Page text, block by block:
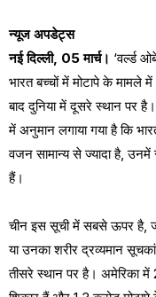
न्यूज अपडेट्स
नई दिल्ली, 05 मार्च। ‘वर्ल्ड
भारत बच्चों में मोटापे के
बाद दुनिया में दूसरे स्थान पर
में अनुमान लगाया गया है कि
वजन सामान्य से ज्यादा है,
हैं।
चीन इस सूची में सबसे ऊपर है,
या उनका शरीर द्रव्यमान
तीसरे स्थान पर है। अमेरिका